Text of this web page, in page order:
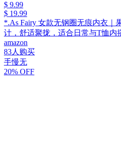
$ 9.99
$ 19.99
*.As Fairy 女款无钢圈无痕内衣｜
计，舒适聚拢，适合日常与T恤内
amazon
83人购买
手慢无
20% OFF